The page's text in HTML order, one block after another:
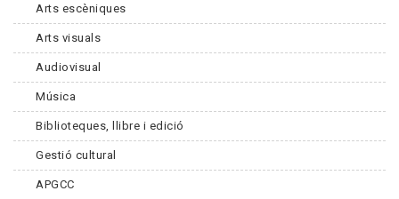
Arts escèniques
Arts visuals
Audiovisual
Música
Biblioteques, llibre i edició
Gestió cultural
APGCC